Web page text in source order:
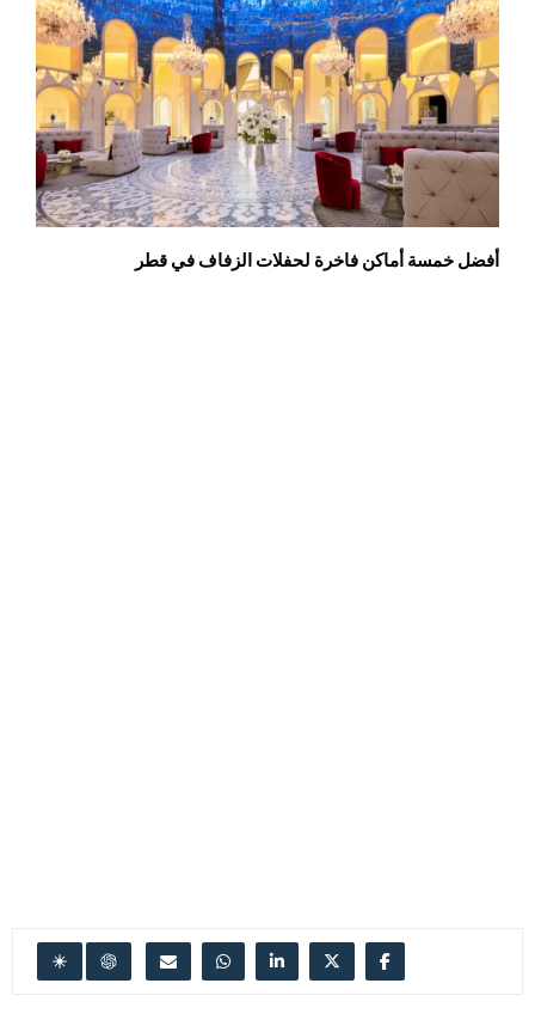
أفضل خمسة أماكن فاخرة لحفلات الزفاف في قطر